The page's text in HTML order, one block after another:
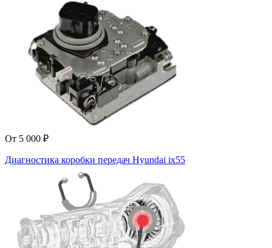
От 5 000 ₽
Диагностика коробки передач Hyundai ix55